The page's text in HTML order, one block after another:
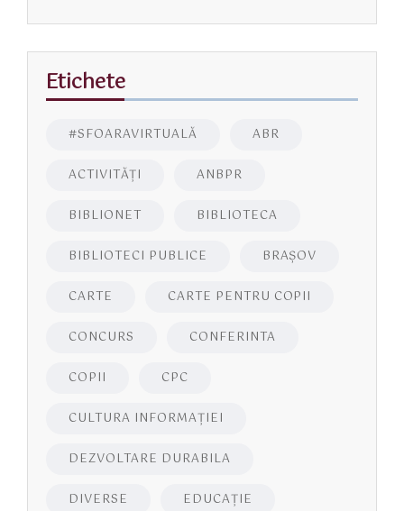
Etichete
#SFOARAVIRTUALĂ ABR
ACTIVITĂŢI ANBPR
BIBLIONET BIBLIOTECA
BIBLIOTECI PUBLICE BRAŞOV
CARTE CARTE PENTRU COPII
CONCURS CONFERINTA
COPII CPC
CULTURA INFORMAŢIEI
DEZVOLTARE DURABILA
DIVERSE EDUCAŢIE